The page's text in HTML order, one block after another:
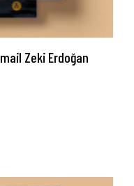
Zeki Erdoğan